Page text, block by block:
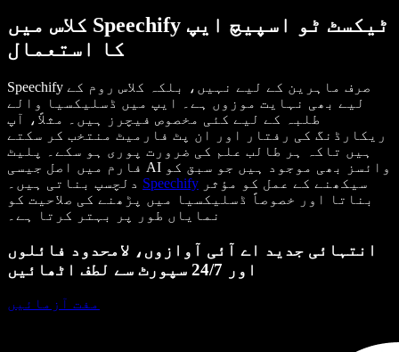
کلاس میں Speechify ٹیکسٹ ٹو اسپیچ ایپ
کا استعمال
Speechify صرف ماہرین کے لیے نہیں، بلکہ کلاس روم کے
لیے بھی نہایت موزوں ہے۔ ایپ میں ڈسلیکسیا والے
طلبہ کے لیے کئی مخصوص فیچرز ہیں۔ مثلاً، آپ
ریکارڈنگ کی رفتار اور ان پٹ فارمیٹ منتخب کر سکتے
ہیں تاکہ ہر طالب علم کی ضرورت پوری ہو سکے۔ پلیٹ
فارم میں اصل جیسی AI وائسز بھی موجود ہیں جو سبق کو
Speechify
بناتا اور خصوصاً ڈسلیکسیا میں پڑھنے کی صلاحیت کو
نمایاں طور پر بہتر کرتا ہے۔
انتہائی جدید اے آئی آوازوں، لامحدود فائلوں
اور 24/7 سپورٹ سے لطف اٹھائیں
مفت آزمائیں